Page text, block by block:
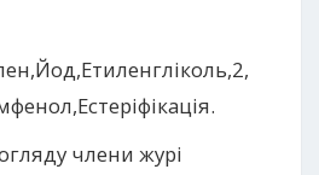
члени журі